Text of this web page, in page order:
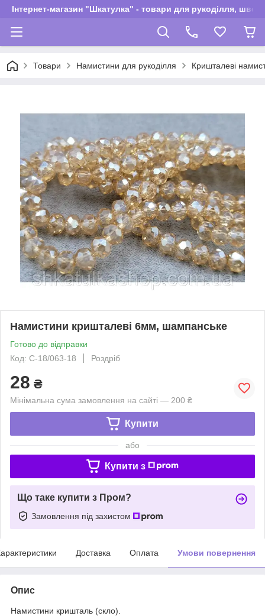
Інтернет-магазин "Шкатулка" - товари для рукоділля,
Товари Намистини для рукоділля Кришталеві
Намистини кришталеві 6мм, шампанське
Готово до відправки
Код: С-18/063-18
Роздріб
28 ₴
Мінімальна сума замовлення на сайті — 200 ₴
Купити
або
Купити з
Що таке купити з Пром?
Замовлення під захистом
Доставка Оплата Умови повернення
Опис
Намистини кришталь (скло).